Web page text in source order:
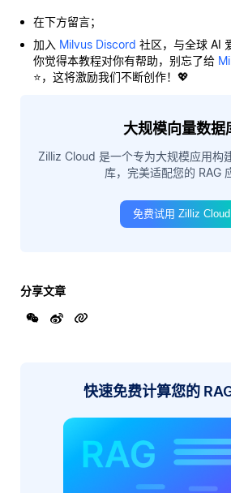
在下方留言；
加入 Milvus Discord 社区，与全球 AI
你觉得本教程对你有帮助，别忘了给
⭐，这将激励我们不断创作！💖
大规模向量数据
Zilliz Cloud 是一个专为大规模应用构
库，完美适配您的 RAG
免费试用 Zilliz Cloud
分享文章
快速免费计算您的